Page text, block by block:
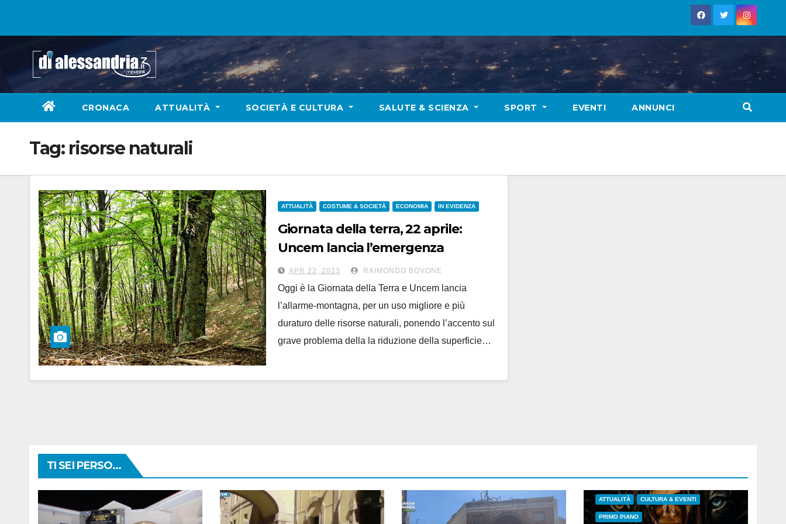
CRONACA ATTUALITÀ SOCIETÀ E CULTURA SALUTE & SCIENZA SPORT EVENTI ANNUNCI
Tag: risorse naturali
ATTUALITÀ COSTUME & SOCIETÀ ECONOMIA IN EVIDENZA
Giornata della terra, 22 aprile:
Uncem lancia l’emergenza
spopolamento in montagna
APR 22, 2023 RAIMONDO BOVONE
Oggi è la Giornata della Terra e Uncem lancia
l’allarme-montagna, per un uso migliore e più
duraturo delle risorse naturali, ponendo l’accento sul
grave problema della la riduzione della superficie…
TI SEI PERSO...
ATTUALITÀ CULTURA & EVENTI
PRIMO PIANO